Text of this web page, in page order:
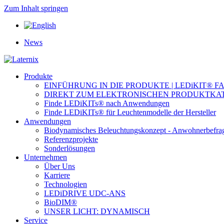
Zum Inhalt springen
News
Produkte
EINFÜHRUNG IN DIE PRODUKTE | LEDiKIT®
DIREKT ZUM ELEKTRONISCHEN
Finde LEDiKITs® nach Anwendungen
Finde LEDiKITs® für Leuchtenmodelle der Hersteller
Anwendungen
Biodynamisches Beleuchtungskonzept -
Referenzprojekte
Sonderlösungen
Unternehmen
Über Uns
Karriere
Technologien
LEDiDRIVE UDC-ANS
BioDIM®
UNSER LICHT: DYNAMISCH
Service